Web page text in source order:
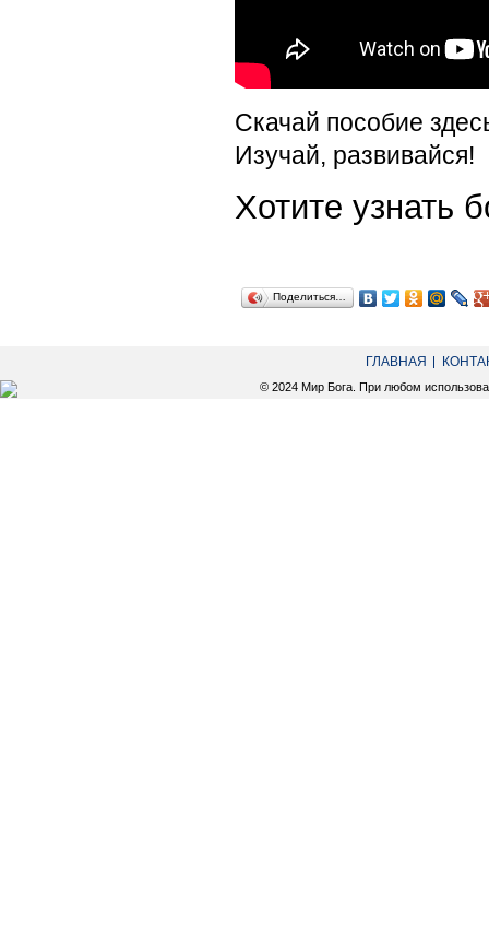
Скачай пособие
Изучай, развивайся!
Хотите
Поделиться…
ГЛАВНАЯ
© 2024 Мир Бога. При любом